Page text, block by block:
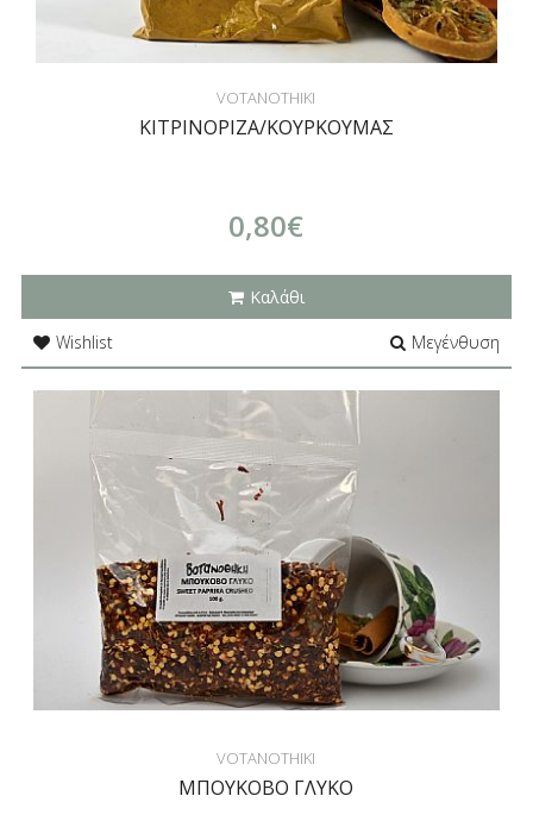
VOTANOTHIKI
ΚΙΤΡΙΝΟΡΙΖΑ/ΚΟΥΡΚΟΥΜΑΣ
0,80€
Καλάθι
Wishlist
Μεγένθυση
VOTANOTHIKI
ΜΠΟΥΚΟΒΟ ΓΛΥΚΟ